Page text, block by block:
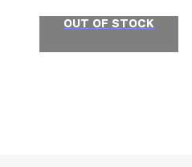
OUT OF STOCK